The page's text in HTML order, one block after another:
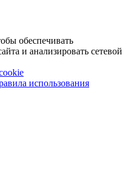
обеспечивать
и анализировать сетевой
использования